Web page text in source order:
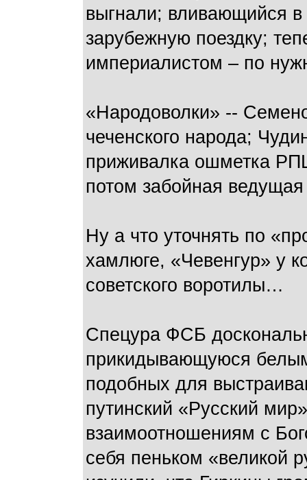
выгнали; вливающийся
зарубежную поездку;
империалистом – по
«Народоволки» --
чеченского народа;
приживалка ошметка
потом забойная
Ну а что уточнять по
хамлюге, «Чевенгур» у
советского воротилы…
Спецура ФСБ
прикидывающуюся
подобных для
путинский «Русский
взаимоотношениям с
себя пеньком «великой